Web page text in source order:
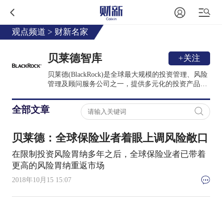
观点频道 > 财新名家
贝莱德智库 +关注
贝莱德(BlackRock)是全球最大规模的投资管理、风险
管理及顾问服务公司之一，提供多元化的投资产品。
本专栏汇集贝莱德环球投资团队的专业知识和市场洞
见，与中国读者及投资者分享。
全部文章
贝莱德：全球保险业者着眼上调风险敞口
在限制投资风险胃纳多年之后，全球保险业者已带着
更高的风险胃纳重返市场
2018年10月15 15:07